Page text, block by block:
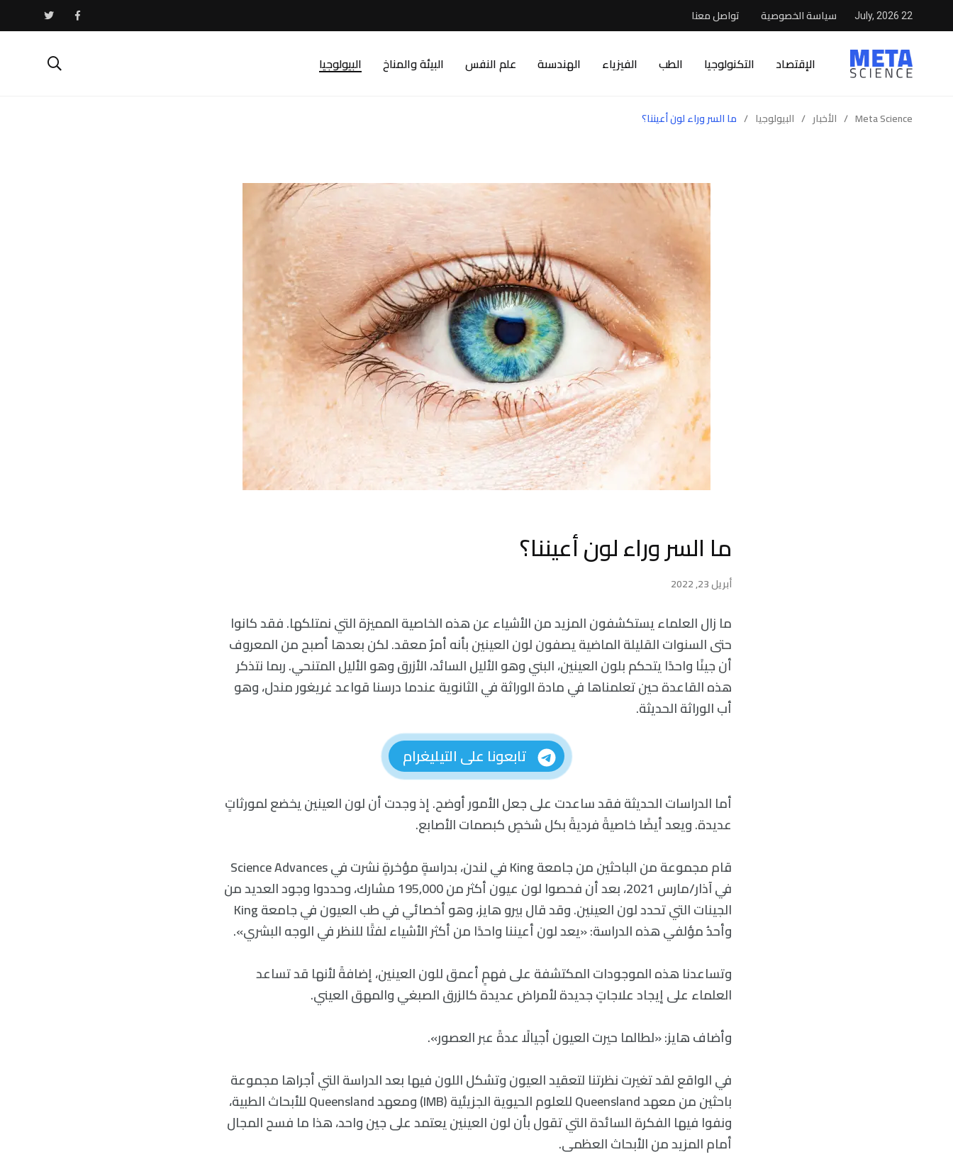
22 July, 2026 سياسة الخصوصية تواصل معنا
الإقتصاد التكنولوجيا الطب الفيزياء الهندسىة علم النفس البيئة والمناخ البيولوجيا
Meta Science
/ الأخبار / البيولوجيا / ما السر وراء لون أعيننا؟
ما السر وراء لون أعيننا؟
أبريل 23, 2022
ما زال العلماء يستكشفون المزيد من الأشياء عن هذه الخاصية المميزة التي نمتلكها. فقد كانوا
حتى السنوات القليلة الماضية يصفون لون العينين بأنه أمرٌ معقد. لكن بعدها أصبح من المعروف
أن جينًا واحدًا يتحكم بلون العينين، البني وهو الأليل السائد، الأزرق وهو الأليل المتنحي. ربما نتذكر
هذه القاعدة حين تعلمناها في مادة الوراثة في الثانوية عندما درسنا قواعد غريغور مندل، وهو
أب الوراثة الحديثة.
تابعونا على التيليغرام
أما الدراسات الحديثة فقد ساعدت على جعل الأمور أوضح. إذ وجدت أن لون العينين يخضع لمورثاتٍ
عديدة. ويعد أيضًا خاصيةً فرديةً بكل شخصٍ كبصمات الأصابع.
قام مجموعة من الباحثين من جامعة King في لندن، بدراسةٍ مؤخرةٍ نشرت في Science Advances
في آذار/مارس 2021، بعد أن فحصوا لون عيون أكثر من 195,000 مشارك، وحددوا وجود العديد من
الجينات التي تحدد لون العينين. وقد قال بيرو هايز، وهو أخصائي في طب العيون في جامعة King
وأحدُ مؤلفي هذه الدراسة: «يعد لون أعيننا واحدًا من أكثر الأشياء لفتًا للنظر في الوجه البشري».
وتساعدنا هذه الموجودات المكتشفة على فهمٍ أعمق للون العينين، إضافةً لأنها قد تساعد
العلماء على إيجاد علاجاتٍ جديدة لأمراض عديدة كالزرق الصبغي والمهق العيني.
وأضاف هايز: «لطالما حيرت العيون أجيالًا عدةً عبر العصور».
في الواقع لقد تغيرت نظرتنا لتعقيد العيون وتشكل اللون فيها بعد الدراسة التي أجراها مجموعة
باحثين من معهد Queensland للعلوم الحيوية الجزيئية (IMB) ومعهد Queensland للأبحاث الطبية،
ونفوا فيها الفكرة السائدة التي تقول بأن لون العينين يعتمد على جين واحد، هذا ما فسح المجال
أمام المزيد من الأبحاث العظمى.